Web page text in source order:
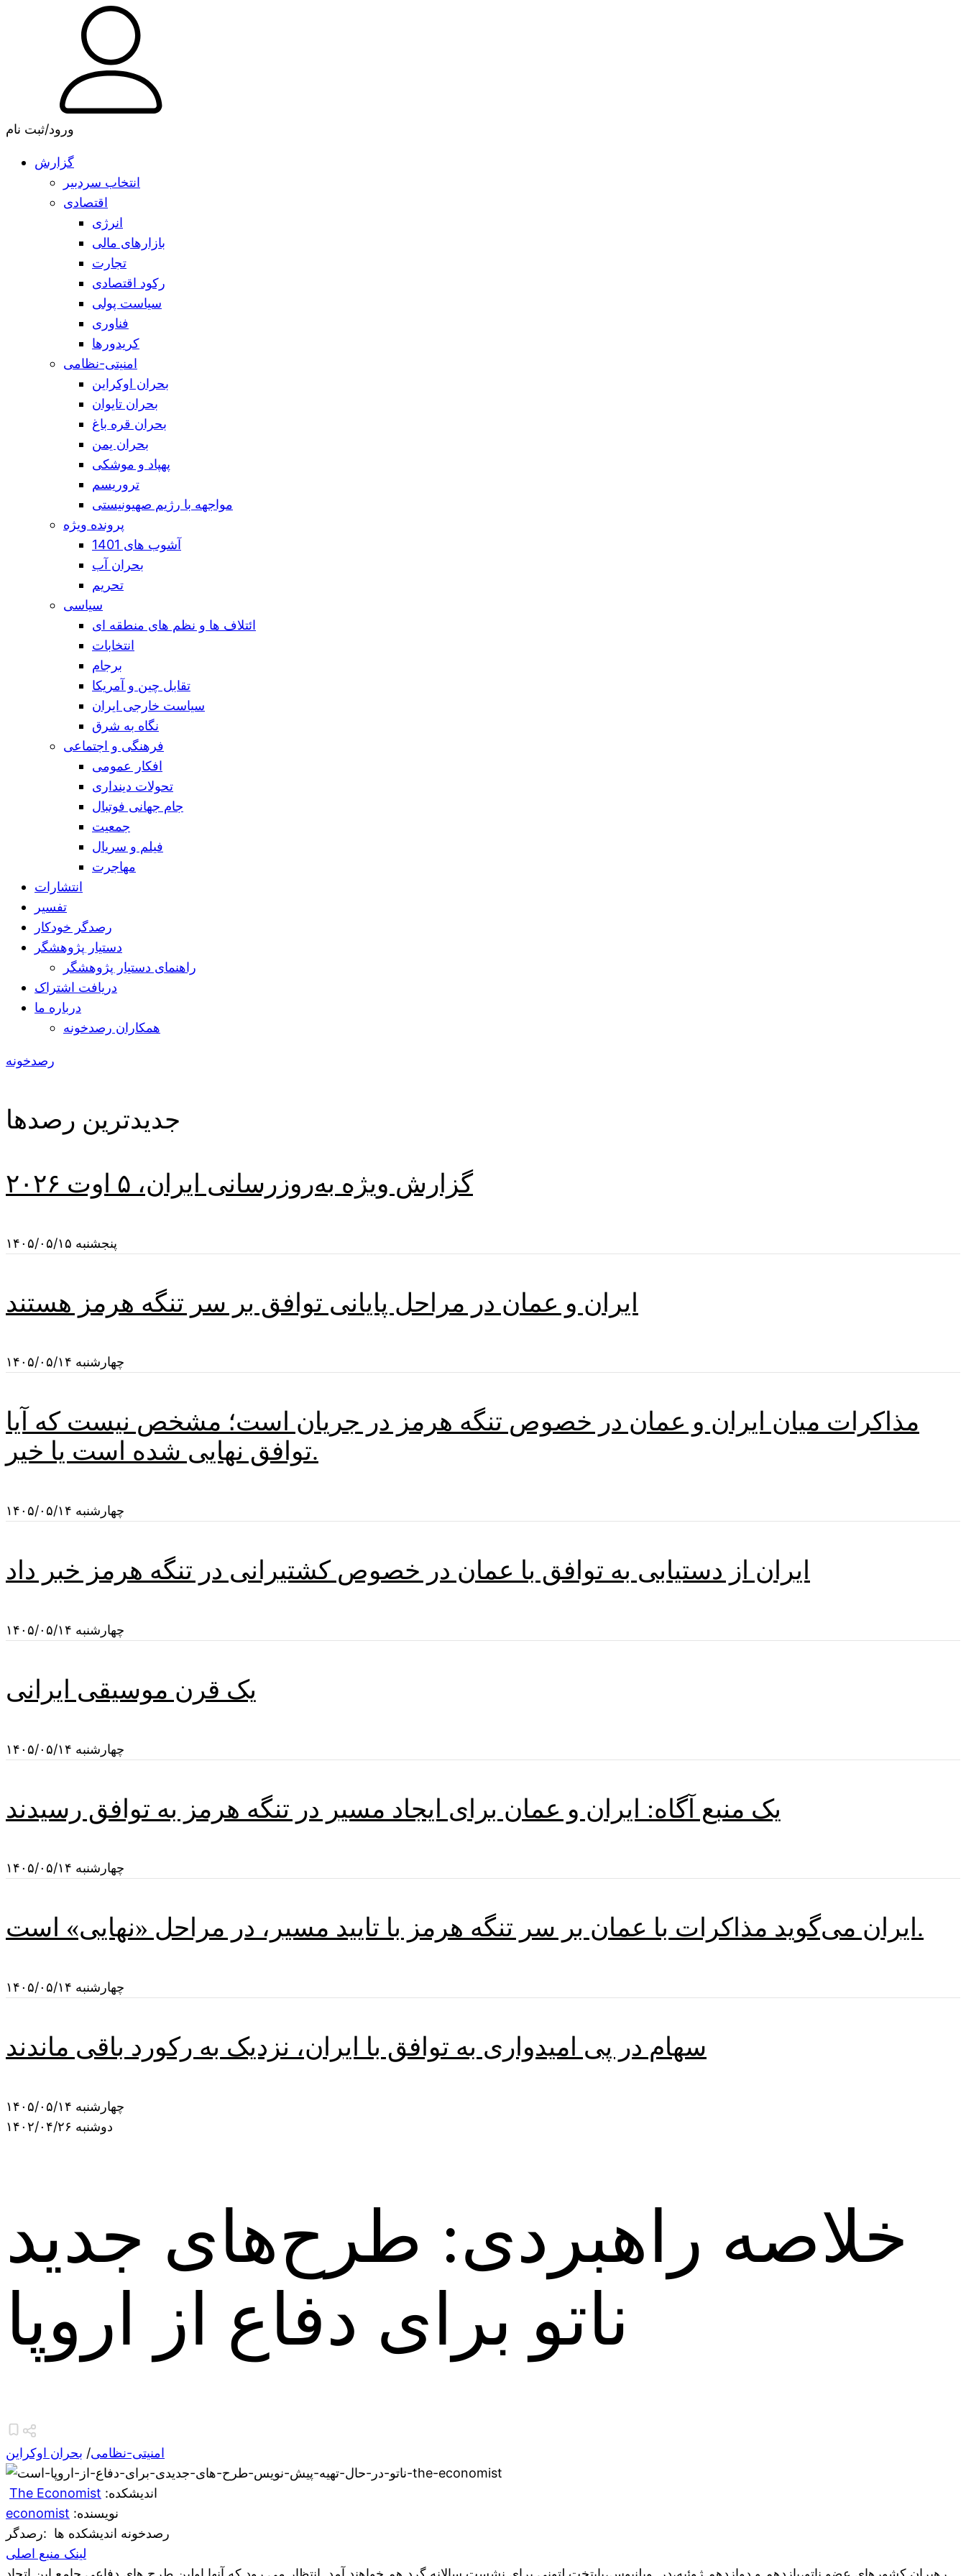
ورود/ثبت نام
گزارش
انتخاب سردبیر
اقتصادی
انرژی
بازارهای مالی
تجارت
رکود اقتصادی
سیاست پولی
فناوری
کریدورها
امنیتی-نظامی
بحران اوکراین
بحران تایوان
بحران قره باغ
بحران یمن
پهپاد و موشکی
تروریسم
مواجهه با رژیم صهیونیستی
پرونده ویژه
آشوب های 1401
بحران آب
تحریم
سیاسی
ائتلاف ها و نظم های منطقه ای
انتخابات
برجام
تقابل چین و آمریکا
سیاست خارجی ایران
نگاه به شرق
فرهنگی و اجتماعی
افکار عمومی
تحولات دینداری
جام جهانی فوتبال
جمعیت
فیلم و سریال
مهاجرت
انتشارات
تفسیر
رصدگر خودکار
دستیار پژوهشگر
راهنمای دستیار پژوهشگر
دریافت اشتراک
درباره ما
همکاران رصدخونه
رصدخونه
جدیدترین رصدها
گزارش ویژه به‌روزرسانی ایران، ۵ اوت ۲۰۲۶
پنجشنبه ۱۴۰۵/۰۵/۱۵
ایران و عمان در مراحل پایانی توافق بر سر تنگه هرمز هستند
چهارشنبه ۱۴۰۵/۰۵/۱۴
مذاکرات میان ایران و عمان در خصوص تنگه هرمز در جریان است؛ مشخص نیست که آیا
توافق نهایی شده است یا خیر.
چهارشنبه ۱۴۰۵/۰۵/۱۴
ایران از دستیابی به توافق با عمان در خصوص کشتیرانی در تنگه هرمز خبر داد
چهارشنبه ۱۴۰۵/۰۵/۱۴
یک قرن موسیقی ایرانی
چهارشنبه ۱۴۰۵/۰۵/۱۴
یک منبع آگاه: ایران و عمان برای ایجاد مسیر در تنگه هرمز به توافق رسیدند
چهارشنبه ۱۴۰۵/۰۵/۱۴
ایران می‌گوید مذاکرات با عمان بر سر تنگه هرمز با تایید مسیر، در مراحل «نهایی» است.
چهارشنبه ۱۴۰۵/۰۵/۱۴
سهام در پی امیدواری به توافق با ایران، نزدیک به رکورد باقی ماندند
چهارشنبه ۱۴۰۵/۰۵/۱۴
دوشنبه ۱۴۰۲/۰۴/۲۶
خلاصه راهبردی: طرح‌های جدید
ناتو برای دفاع از اروپا
امنیتی-نظامی/ بحران اوکراین
The Economist :اندیشکده
economist :نویسنده
رصدخونه اندیشکده ها :رصدگر
لینک منبع اصلی